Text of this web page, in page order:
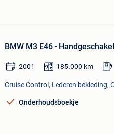
BMW M3 E46 -
2001 185.000 km
Cruise Control, Lederen bekleding,
Onderhoudsboekje